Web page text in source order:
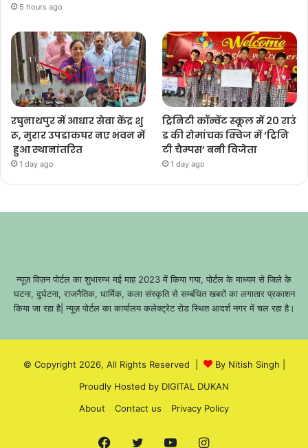
5 hours ago
रघुनाथपुर में आधार सेवा केंद्र शु
रू, मुरार उपडाकघर नए भवन में
हुआ स्थानांतरित
1 day ago
ट्रिनिटी कॉन्वेंट स्कूल में 20 राउं
ड की रोमांचक क्विज में ‘ट्रिनि
टी चैम्पस’ बनी विजेता
1 day ago
न्यूज़ विज़न पोर्टल का शुभारम्भ मई माह 2023 में किया गया, पोर्टल के माध्यम से जिले के
घटना, दुर्घटना, राजनैतिक, धार्मिक, कला संस्कृति से सम्बंधित खबरों का लगातार प्रकाशन
किया जा रहा है| न्यूज़ पोर्टल का कार्यालय कलेक्ट्रेट रोड स्थित आदर्श नगर में चल रहा है।
© Copyright 2026, All Rights Reserved | By Nitish Singh
Proudly Hosted by DIGITAL DUKAN
About
Contact us Privacy Policy
Facebook
Twitter YouTubeInstagram